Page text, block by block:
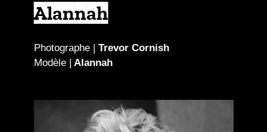
Alannah
Photographe | Trevor Cornish
Modèle | Alannah